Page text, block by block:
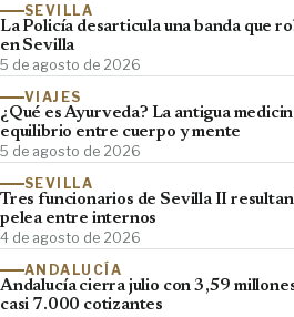
SEVILLA
La Policía desarticula una banda que
en Sevilla
5 de agosto de 2026
VIAJES
¿Qué es Ayurveda? La antigua
equilibrio entre cuerpo y mente
5 de agosto de 2026
SEVILLA
Tres funcionarios de Sevilla II
pelea entre internos
4 de agosto de 2026
ANDALUCÍA
Andalucía cierra julio con 3,59
casi 7.000 cotizantes